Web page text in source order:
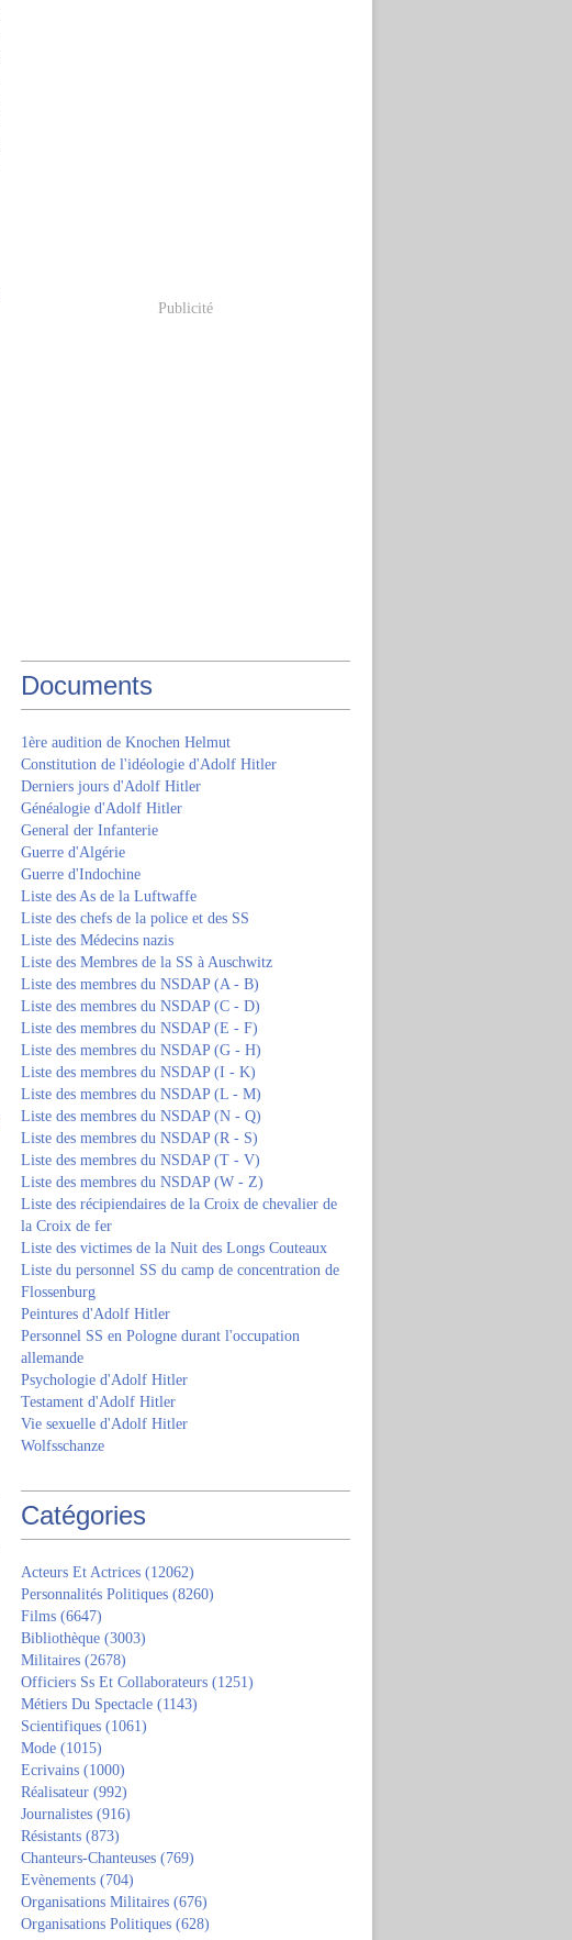
Publicité
Documents
1ère audition de Knochen Helmut
Constitution de l'idéologie d'Adolf Hitler
Derniers jours d'Adolf Hitler
Généalogie d'Adolf Hitler
General der Infanterie
Guerre d'Algérie
Guerre d'Indochine
Liste des As de la Luftwaffe
Liste des chefs de la police et des SS
Liste des Médecins nazis
Liste des Membres de la SS à Auschwitz
Liste des membres du NSDAP (A - B)
Liste des membres du NSDAP (C - D)
Liste des membres du NSDAP (E - F)
Liste des membres du NSDAP (G - H)
Liste des membres du NSDAP (I - K)
Liste des membres du NSDAP (L - M)
Liste des membres du NSDAP (N - Q)
Liste des membres du NSDAP (R - S)
Liste des membres du NSDAP (T - V)
Liste des membres du NSDAP (W - Z)
Liste des récipiendaires de la Croix de chevalier de
la Croix de fer
Liste des victimes de la Nuit des Longs Couteaux
Liste du personnel SS du camp de concentration de
Flossenburg
Peintures d'Adolf Hitler
Personnel SS en Pologne durant l'occupation
allemande
Psychologie d'Adolf Hitler
Testament d'Adolf Hitler
Vie sexuelle d'Adolf Hitler
Wolfsschanze
Catégories
Acteurs Et Actrices (12062)
Personnalités Politiques (8260)
Films (6647)
Bibliothèque (3003)
Militaires (2678)
Officiers Ss Et Collaborateurs (1251)
Métiers Du Spectacle (1143)
Scientifiques (1061)
Mode (1015)
Ecrivains (1000)
Réalisateur (992)
Journalistes (916)
Résistants (873)
Chanteurs-Chanteuses (769)
Evènements (704)
Organisations Militaires (676)
Organisations Politiques (628)